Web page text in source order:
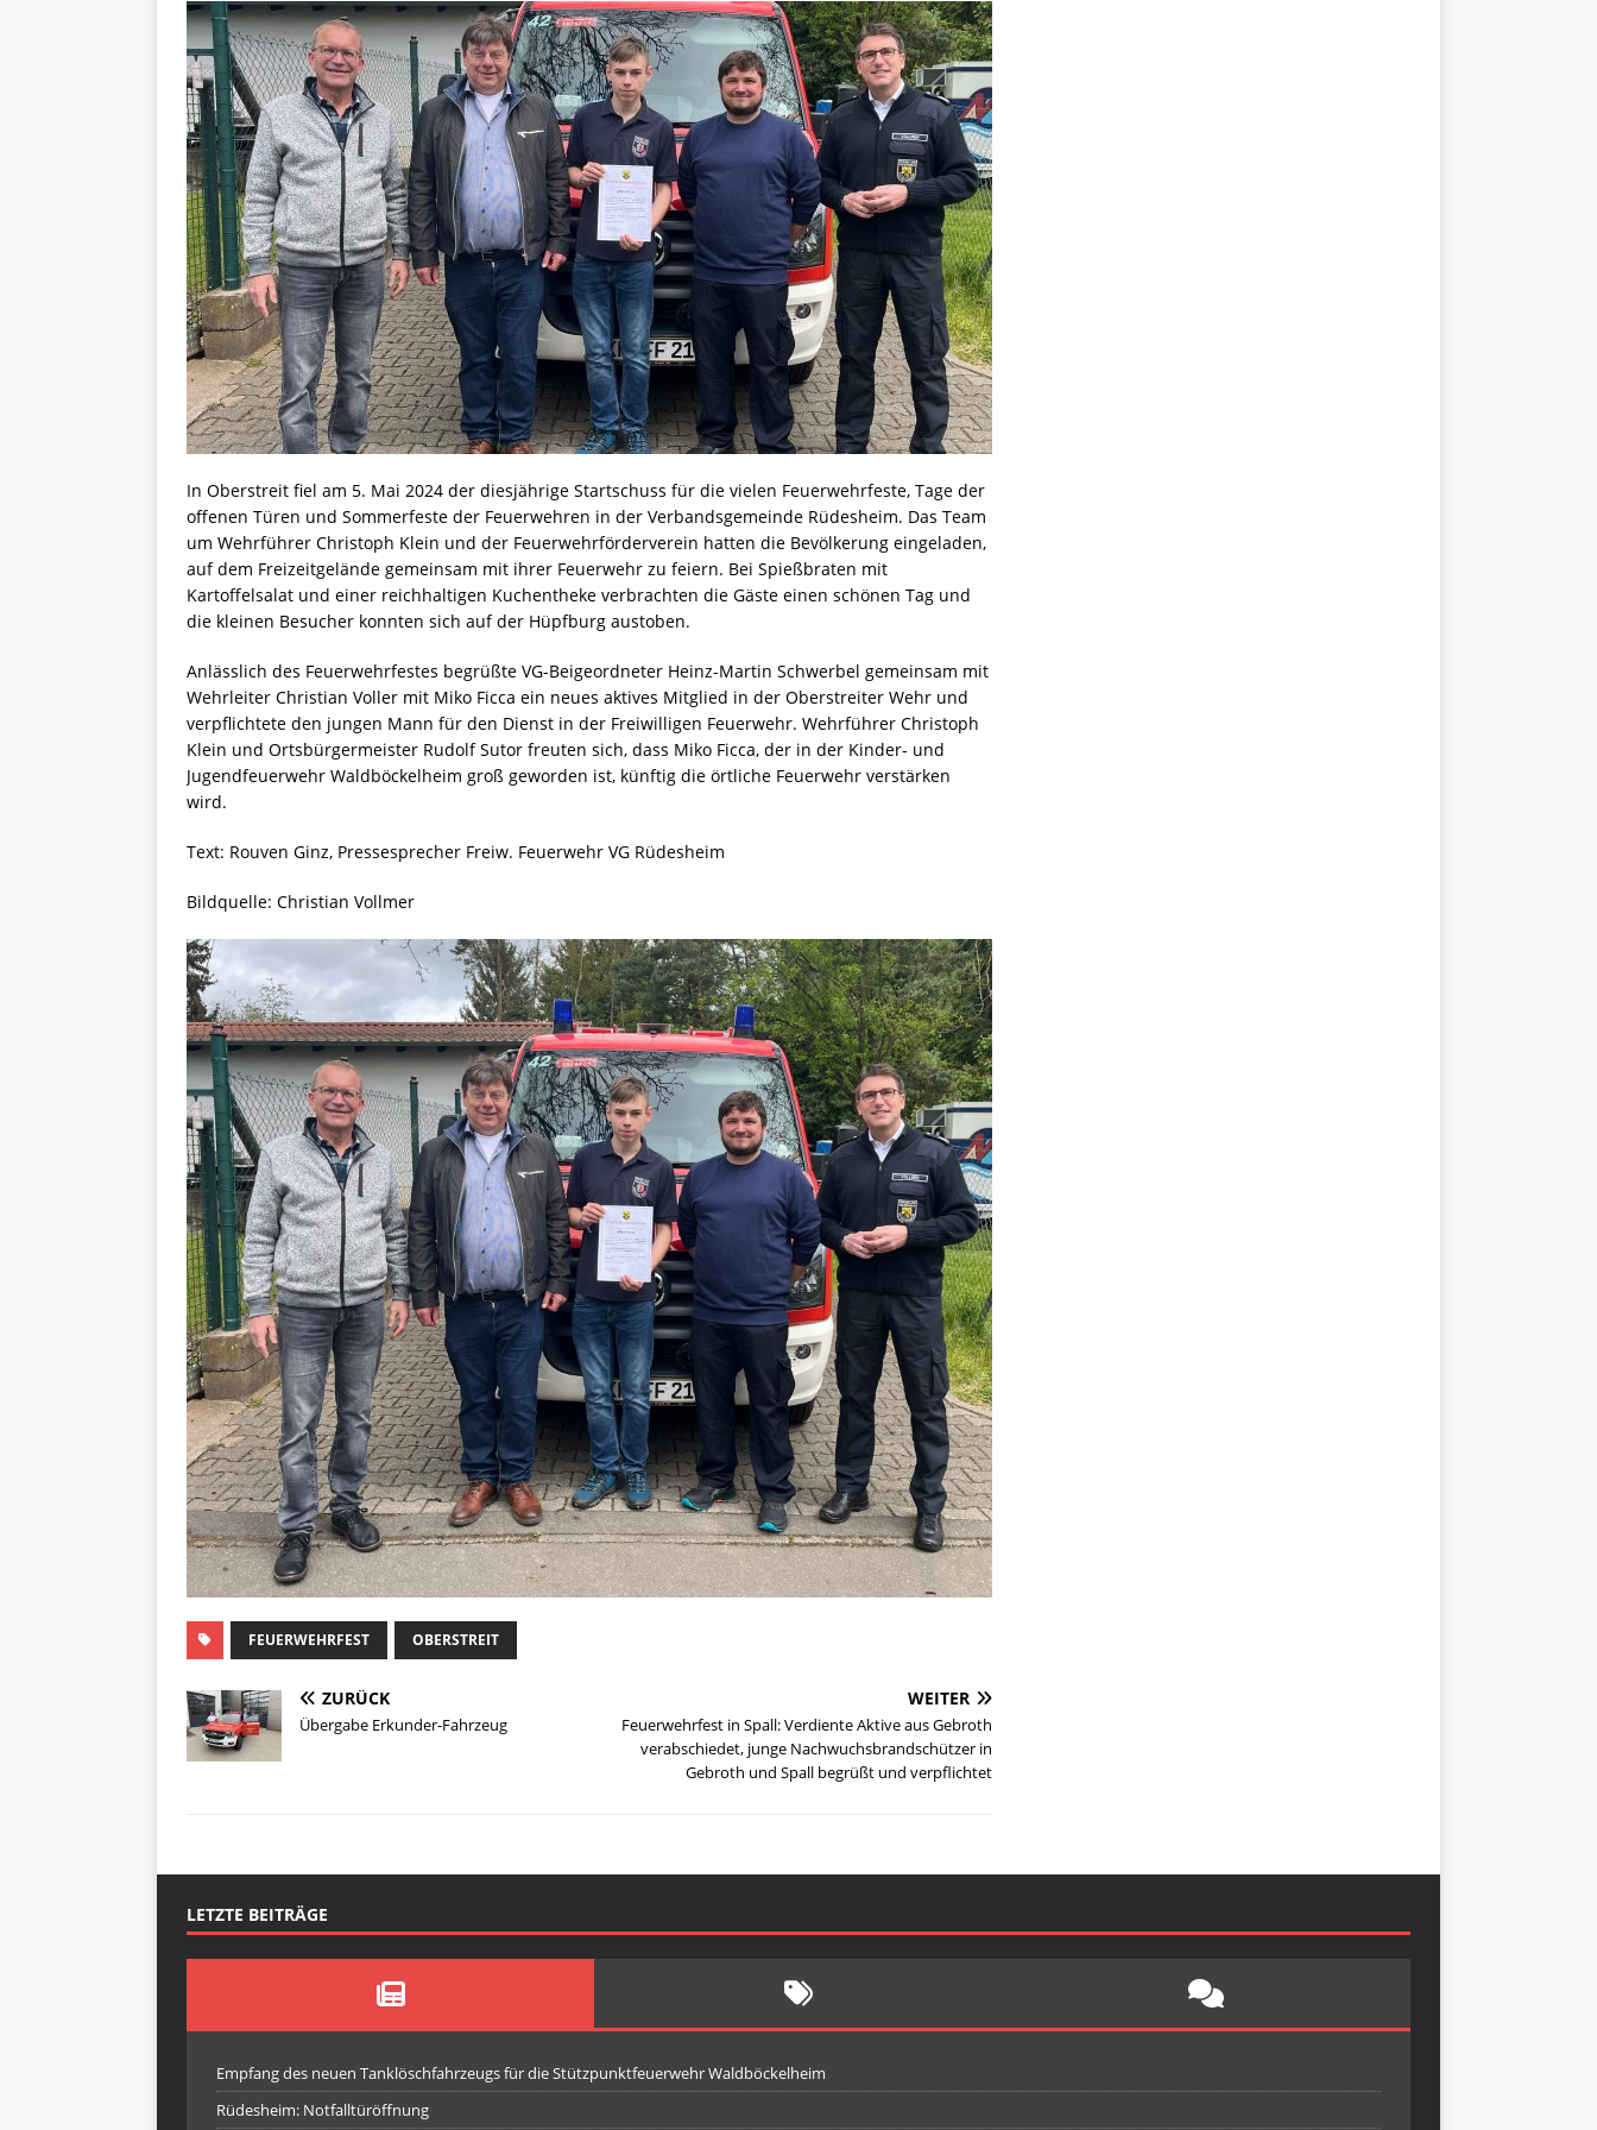
In Oberstreit fiel am 5. Mai 2024 der diesjährige Startschuss für die vielen Feuerwehrfeste, Tage der
offenen Türen und Sommerfeste der Feuerwehren in der Verbandsgemeinde Rüdesheim. Das Team
um Wehrführer Christoph Klein und der Feuerwehrförderverein hatten die Bevölkerung eingeladen,
auf dem Freizeitgelände gemeinsam mit ihrer Feuerwehr zu feiern. Bei Spießbraten mit
Kartoffelsalat und einer reichhaltigen Kuchentheke verbrachten die Gäste einen schönen Tag und
die kleinen Besucher konnten sich auf der Hüpfburg austoben.
Anlässlich des Feuerwehrfestes begrüßte VG-Beigeordneter Heinz-Martin Schwerbel gemeinsam mit
Wehrleiter Christian Voller mit Miko Ficca ein neues aktives Mitglied in der Oberstreiter Wehr und
verpflichtete den jungen Mann für den Dienst in der Freiwilligen Feuerwehr. Wehrführer Christoph
Klein und Ortsbürgermeister Rudolf Sutor freuten sich, dass Miko Ficca, der in der Kinder- und
Jugendfeuerwehr Waldböckelheim groß geworden ist, künftig die örtliche Feuerwehr verstärken
wird.
Text: Rouven Ginz, Pressesprecher Freiw. Feuerwehr VG Rüdesheim
Bildquelle: Christian Vollmer
FEUERWEHRFEST OBERSTREIT
ZURÜCK
Übergabe Erkunder-Fahrzeug
WEITER
Feuerwehrfest in Spall: Verdiente Aktive aus Gebroth
verabschiedet, junge Nachwuchsbrandschützer in
Gebroth und Spall begrüßt und verpflichtet
LETZTE BEITRÄGE
Empfang des neuen Tanklöschfahrzeugs für die Stützpunktfeuerwehr Waldböckelheim
Rüdesheim: Notfalltüröffnung